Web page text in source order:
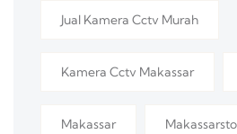
Jual Kamera Cctv Murah
Kamera Cctv Makassar
Makassar